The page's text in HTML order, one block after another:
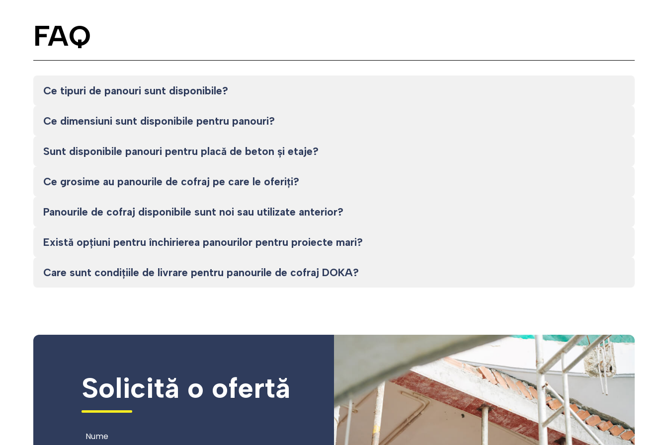
FAQ
Ce tipuri de panouri sunt disponibile?
Ce dimensiuni sunt disponibile pentru panouri?
Sunt disponibile panouri pentru placă de beton și etaje?
Ce grosime au panourile de cofraj pe care le oferiți?
Panourile de cofraj disponibile sunt noi sau utilizate anterior?
Există opțiuni pentru închirierea panourilor pentru proiecte mari?
Care sunt condițiile de livrare pentru panourile de cofraj DOKA?
Solicită o ofertă